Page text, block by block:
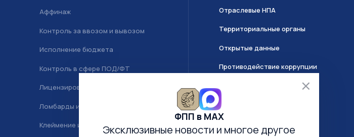
Аффинаж
Контроль за ввозом и вывозом
Исполнение бюджета
Контроль в сфере ПОД/ФТ
Лицензирование
Ломбарды и скупка
Клеймение и маркировка
Отраслевые НПА
Территориальные органы
Открытые данные
Противодействие коррупции
О системе ГИИС ДМДК
ФПП в МАХ
Эксклюзивные новости и многое другое